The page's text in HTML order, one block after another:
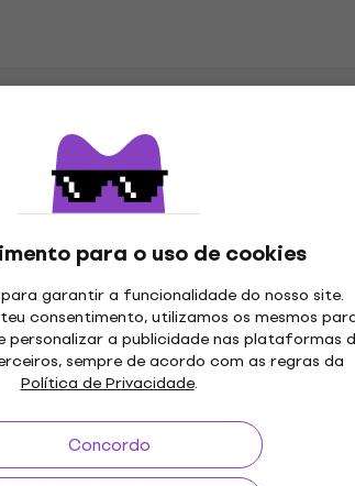
para o uso de cookies
garantir a funcionalidade do nosso site.
consentimento, utilizamos os mesmos
a publicidade nas plataformas
sempre de acordo com as regras da
Política de Privacidade.
Concordo